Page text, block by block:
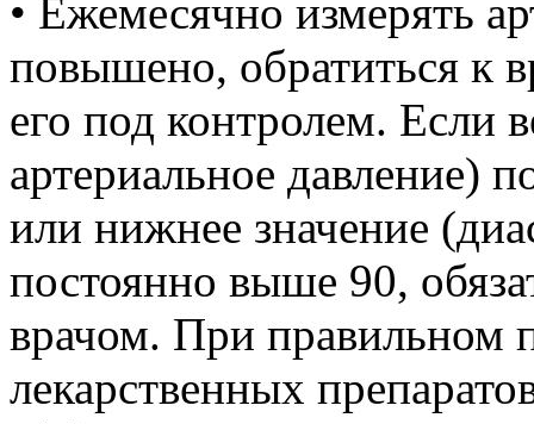
• Ежемесячно измерять
повышено, обратиться к
его под контролем. Если
артериальное давление)
или нижнее значение
постоянно выше 90,
врачом. При правильном
лекарственных